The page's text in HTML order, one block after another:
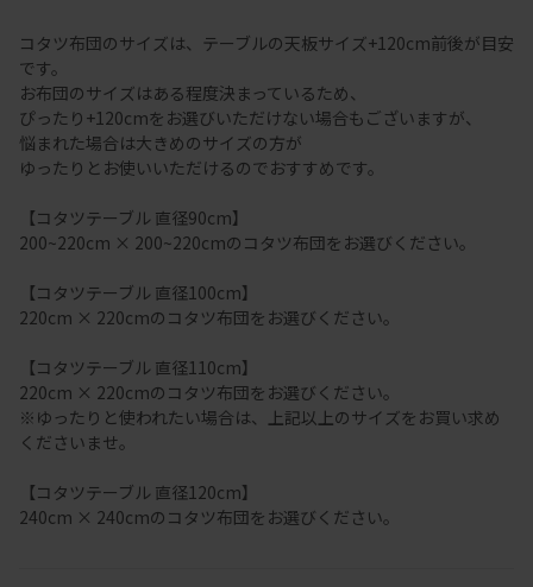
コタツ布団のサイズは、テーブルの天板サイズ+120cm前後が目安
です。
お布団のサイズはある程度決まっているため、
ぴったり+120cmをお選びいただけない場合もございますが、
悩まれた場合は大きめのサイズの方が
ゆったりとお使いいただけるのでおすすめです。
【コタツテーブル 直径90cm】
200~220cm × 200~220cmのコタツ布団をお選びください。
【コタツテーブル 直径100cm】
220cm × 220cmのコタツ布団をお選びください。
【コタツテーブル 直径110cm】
220cm × 220cmのコタツ布団をお選びください。
※ゆったりと使われたい場合は、上記以上のサイズをお買い求め
くださいませ。
【コタツテーブル 直径120cm】
240cm × 240cmのコタツ布団をお選びください。